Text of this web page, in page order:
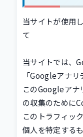
当サイトが使用
て
当サイトでは、
「Googleアナリ
このGoogleアナ
の収集のために
このトラフィッ
個人を特定する